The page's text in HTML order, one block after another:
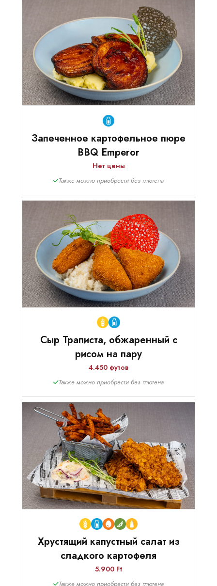
Запеченное картофельное пюре
BBQ Emperor
Нет цены
Также можно приобрести без глютена
Сыр Траписта, обжаренный с
рисом на пару
4.450 футов
Также можно приобрести без глютена
Хрустящий капустный салат из
сладкого картофеля
5.900 Ft
Также можно приобрести без глютена